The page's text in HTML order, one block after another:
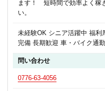
ます！ 短時間で効率よく稼
い。
未経験OK シニア活躍中 福
完備 長期歓迎 車・バイク通
問い合わせ
0776-63-4056